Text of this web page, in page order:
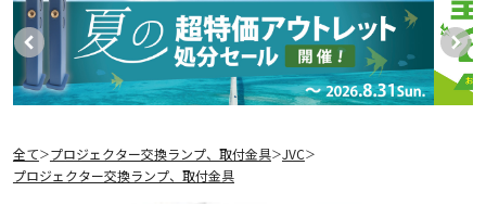
全て＞プロジェクター交換ランプ、取付金具＞JVC＞
プロジェクター交換ランプ、取付金具